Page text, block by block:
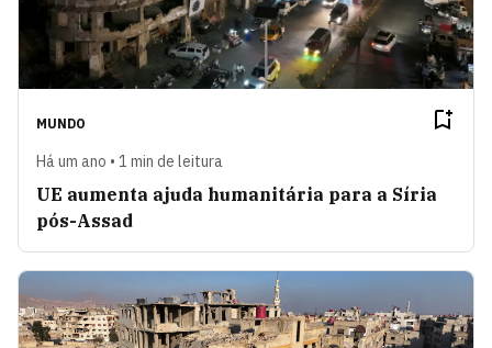
MUNDO
Há um ano • 1 min de leitura
UE aumenta ajuda humanitária para a Síria
pós-Assad